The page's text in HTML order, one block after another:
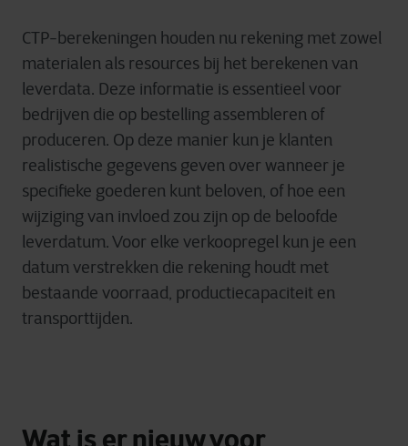
CTP-berekeningen houden nu rekening met zowel
materialen als resources bij het berekenen van
leverdata. Deze informatie is essentieel voor
bedrijven die op bestelling assembleren of
produceren. Op deze manier kun je klanten
realistische gegevens geven over wanneer je
specifieke goederen kunt beloven, of hoe een
wijziging van invloed zou zijn op de beloofde
leverdatum. Voor elke verkoopregel kun je een
datum verstrekken die rekening houdt met
bestaande voorraad, productiecapaciteit en
transporttijden.
Wat is er nieuw voor